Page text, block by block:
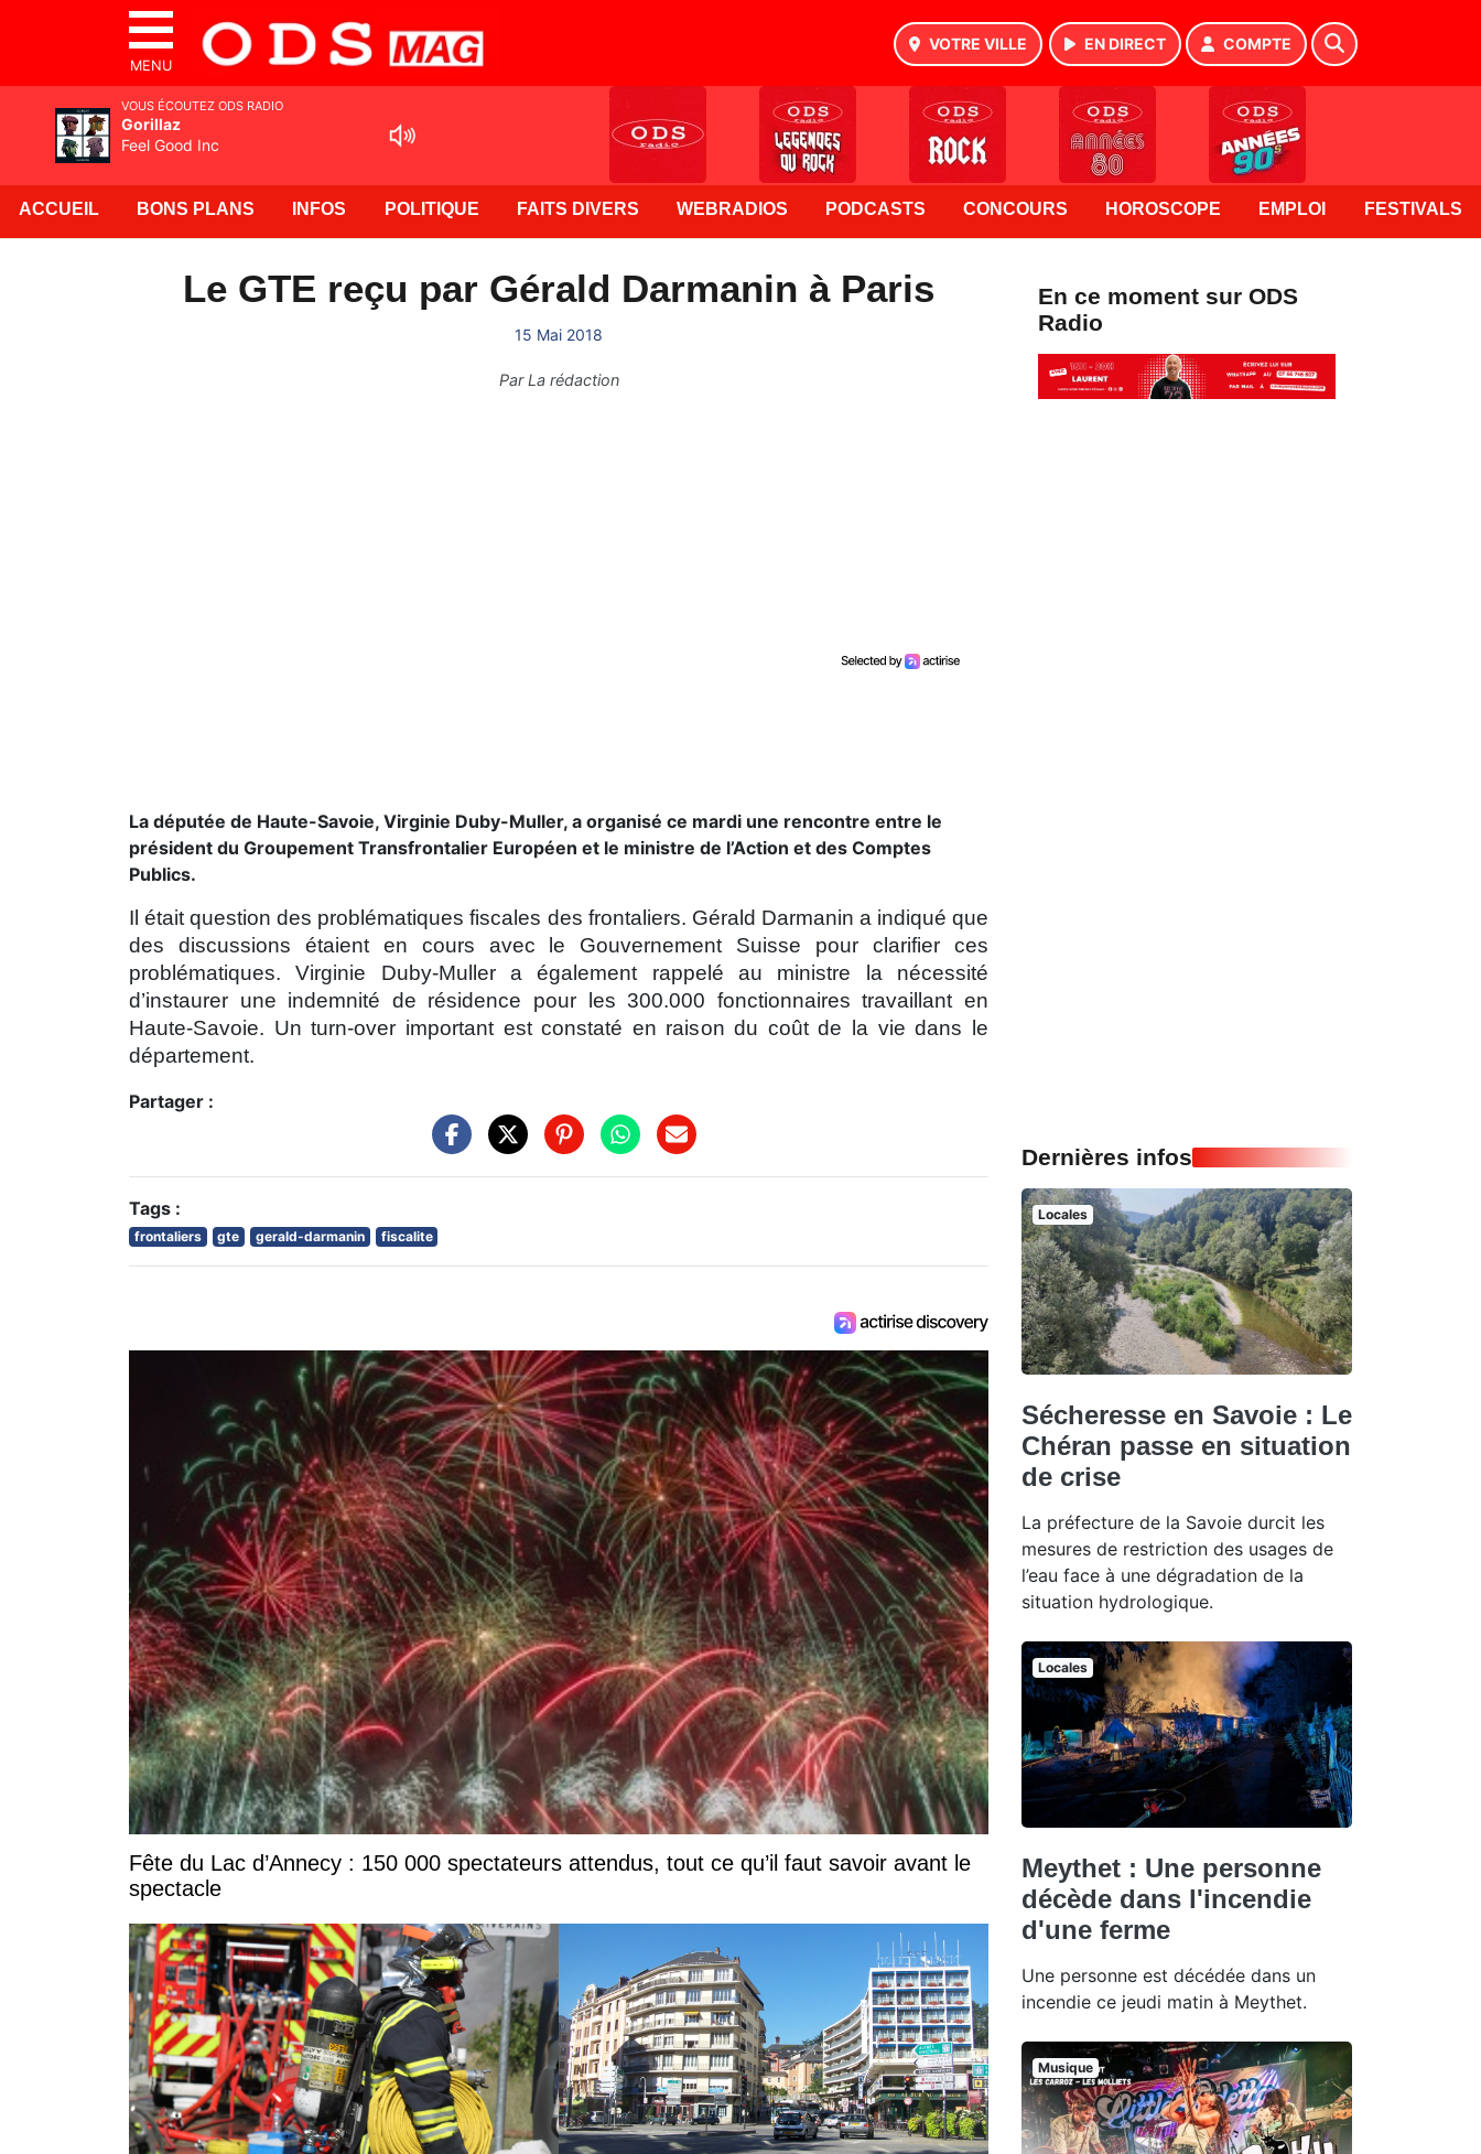
MENU
VOTRE VILLE EN DIRECT COMPTE
ACCUEIL BONS PLANS INFOS POLITIQUE FAITS DIVERS WEBRADIOS PODCASTS CONCOURS HOROSCOPE EMPLOI FESTIVALS
Le GTE reçu par Gérald Darmanin à Paris
15 Mai 2018
ParLa rédaction
La députée de Haute-Savoie, Virginie Duby-Muller, a organisé ce mardi une rencontre entre le
président du Groupement Transfrontalier Européen et le ministre de l’Action et des Comptes
Publics.
Il était question des problématiques fiscales des frontaliers. Gérald Darmanin a indiqué que
des discussions étaient en cours avec le Gouvernement Suisse pour clarifier ces
problématiques. Virginie Duby-Muller a également rappelé au ministre la nécessité
d’instaurer une indemnité de résidence pour les 300.000 fonctionnaires travaillant en
Haute-Savoie. Un turn-over important est constaté en raison du coût de la vie dans le
département.
Partager :
Tags :
frontaliers gte gerald-darmanin fiscalite
Fête du Lac d’Annecy : 150 000 spectateurs attendus, tout ce qu’il faut savoir avant le
spectacle
En ce moment sur ODS
Radio
Dernières infos
Locales
Sécheresse en Savoie : Le
Chéran passe en situation
de crise
La préfecture de la Savoie durcit les
mesures de restriction des usages de
l’eau face à une dégradation de la
situation hydrologique.
Locales
Meythet : Une personne
décède dans l'incendie
d'une ferme
Une personne est décédée dans un
incendie ce jeudi matin à Meythet.
Musique
VOUS ÉCOUTEZ ODS RADIO
Gorillaz
Feel Good Inc